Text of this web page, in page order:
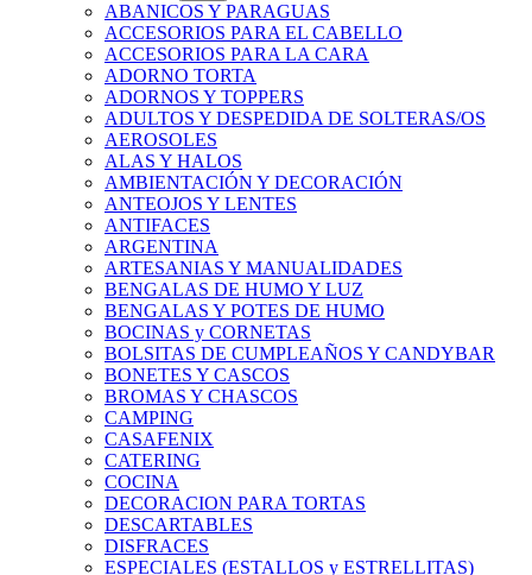
ABANICOS Y PARAGUAS
ACCESORIOS PARA EL CABELLO
ACCESORIOS PARA LA CARA
ADORNO TORTA
ADORNOS Y TOPPERS
ADULTOS Y DESPEDIDA DE SOLTERAS/OS
AEROSOLES
ALAS Y HALOS
AMBIENTACIÓN Y DECORACIÓN
ANTEOJOS Y LENTES
ANTIFACES
ARGENTINA
ARTESANIAS Y MANUALIDADES
BENGALAS DE HUMO Y LUZ
BENGALAS Y POTES DE HUMO
BOCINAS y CORNETAS
BOLSITAS DE CUMPLEAÑOS Y CANDYBAR
BONETES Y CASCOS
BROMAS Y CHASCOS
CAMPING
CASAFENIX
CATERING
COCINA
DECORACION PARA TORTAS
DESCARTABLES
DISFRACES
ESPECIALES (ESTALLOS y ESTRELLITAS)